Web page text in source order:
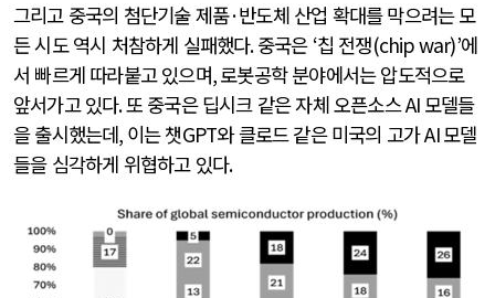
그리고 중국의 첨단기술 제품·반도체 산업 확대를 막으려는 모
든 시도 역시 처참하게 실패했다.중국은 ‘칩 전쟁(chip war)’에
서 빠르게 따라붙고 있으며,로봇공학 분야에서는 압도적으로
앞서가고 있다.또 중국은 딥시크 같은 자체 오픈소스AI 모델들
을 출시했는데, 이는 챗GPT와 클로드 같은 미국의 고가AI모델
들을 심각하게 위협하고 있다.